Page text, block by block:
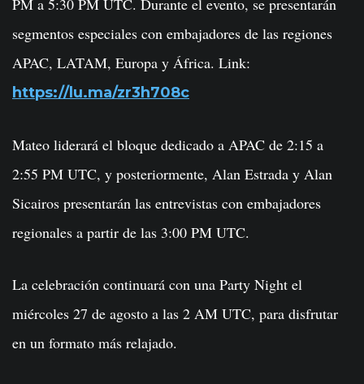
PM a 5:30 PM UTC. Durante el evento, se presentarán
segmentos especiales con embajadores de las regiones
APAC, LATAM, Europa y África. Link:
https://lu.ma/zr3h708c
Mateo liderará el bloque dedicado a APAC de 2:15 a
2:55 PM UTC, y posteriormente, Alan Estrada y Alan
Sicairos presentarán las entrevistas con embajadores
regionales a partir de las 3:00 PM UTC.
La celebración continuará con una Party Night el
miércoles 27 de agosto a las 2 AM UTC, para disfrutar
en un formato más relajado.